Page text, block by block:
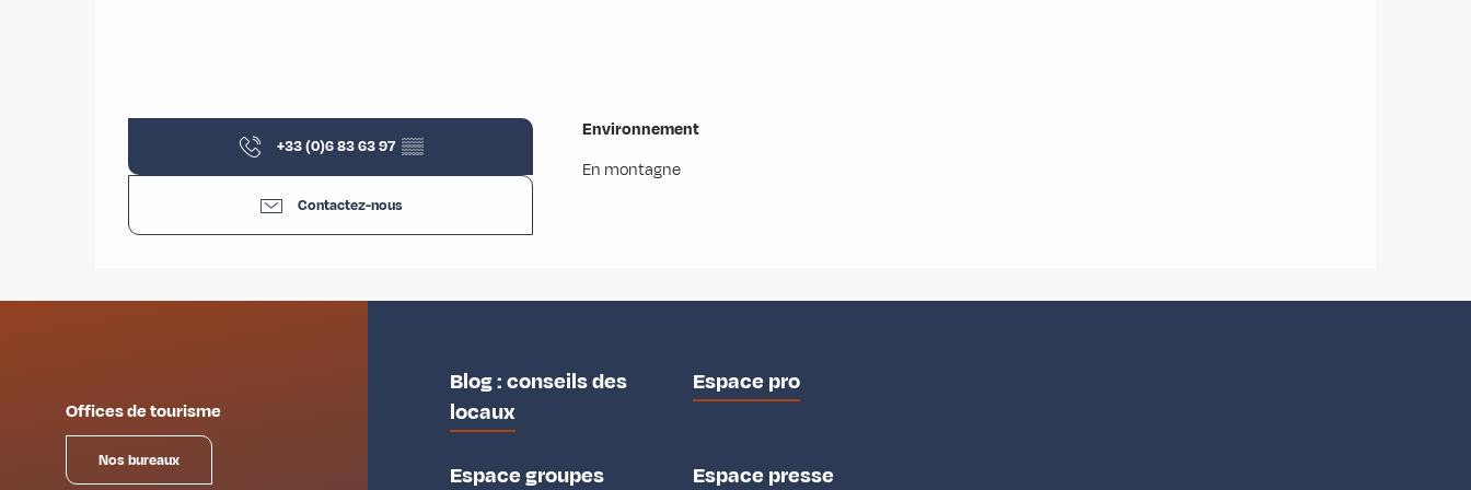
+33 (0)6 83 63 97 ▒▒
Contactez-nous
Environnement
Environnement
En montagne
Offices de tourisme
Nos bureaux
Blog : conseils des
locaux
Espace pro
Espace groupes Espace presse